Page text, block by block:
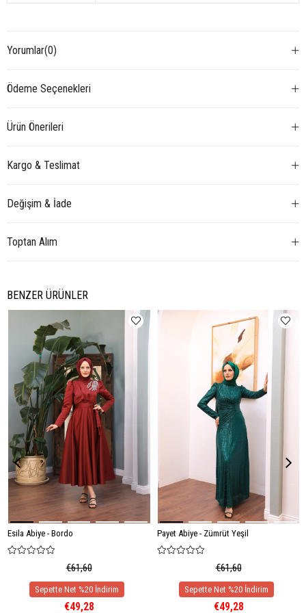
Yorumlar(0)
Ödeme Seçenekleri
Ürün Önerileri
Kargo & Teslimat
Değişim & İade
Toptan Alım
BENZER ÜRÜNLER
Esila Abiye - Bordo
€61,60
€49,28
Payet Abiye - Zümrüt Yeşil
€61,60
€49,28